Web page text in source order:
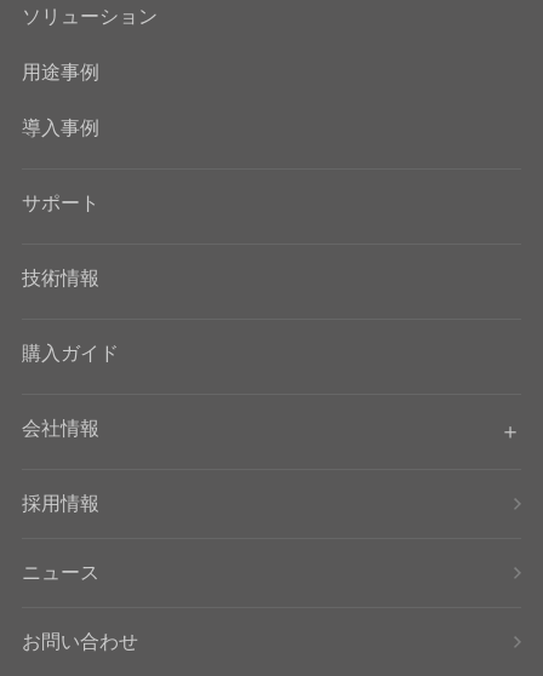
ソリューション
用途事例
導入事例
サポート
技術情報
購入ガイド
会社情報
採用情報
ニュース
お問い合わせ